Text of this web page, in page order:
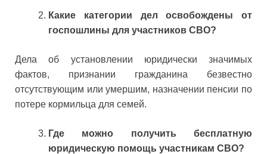
Какие категории дел освобождены от
госпошлины для участников СВО?
Дела об установлении юридически значимых
фактов, признании гражданина безвестно
отсутствующим или умершим, назначении пенсии по
потере кормильца для семей.
Где можно получить бесплатную
юридическую помощь участникам СВО?